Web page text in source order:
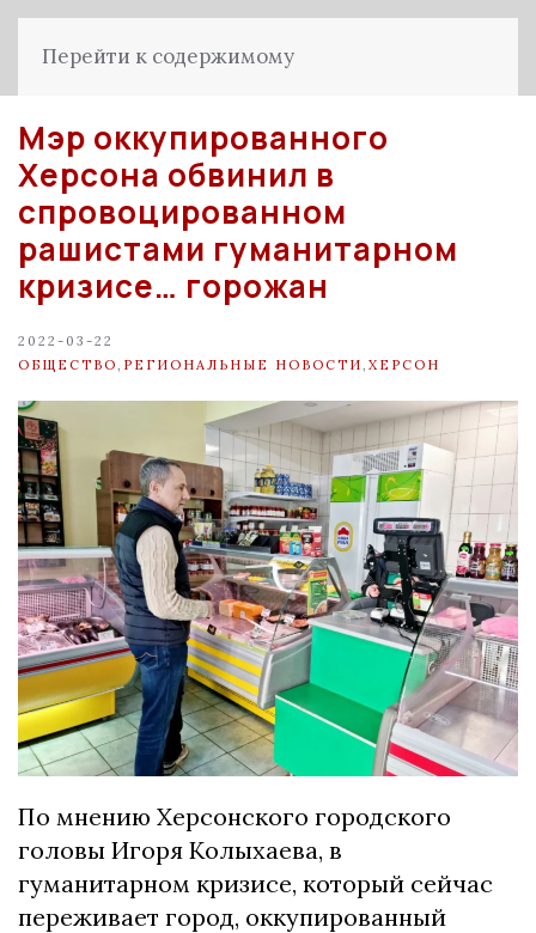
Перейти к содержимому
Мэр оккупированного
Херсона обвинил в
спровоцированном
рашистами гуманитарном
кризисе… горожан
2022-03-22
ОБЩЕСТВО РЕГИОНАЛЬНЫЕ НОВОСТИ ХЕРСОН
По мнению Херсонского городского
головы Игоря Колыхаева, в
гуманитарном кризисе, который сейчас
переживает город, оккупированный